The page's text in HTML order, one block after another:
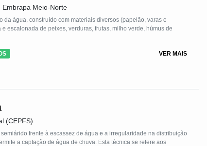
Embrapa Meio-Norte
água, construído com materiais diversos (papelão, varas e
de
VER MAIS
(CEPFS)
frente à escassez de água e a irregularidade na distribuição
a captação de água de chuva. Esta técnica se refere aos